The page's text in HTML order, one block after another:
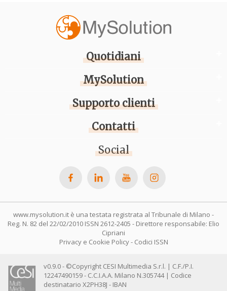
Quotidiani
MySolution
Supporto clienti
Contatti
Social
www.mysolution.it è una testata registrata al Tribunale di Milano -
Reg. N. 82 del 22/02/2010 ISSN 2612-2405 - Direttore responsabile: Elio
Cipriani
Privacy e Cookie Policy- Codici ISSN
v0.9.0 - ©Copyright CESI Multimedia S.r.l. | C.F./P.I.
12247490159 - C.C.I.A.A. Milano N.305744 | Codice
destinatario X2PH38J - IBAN